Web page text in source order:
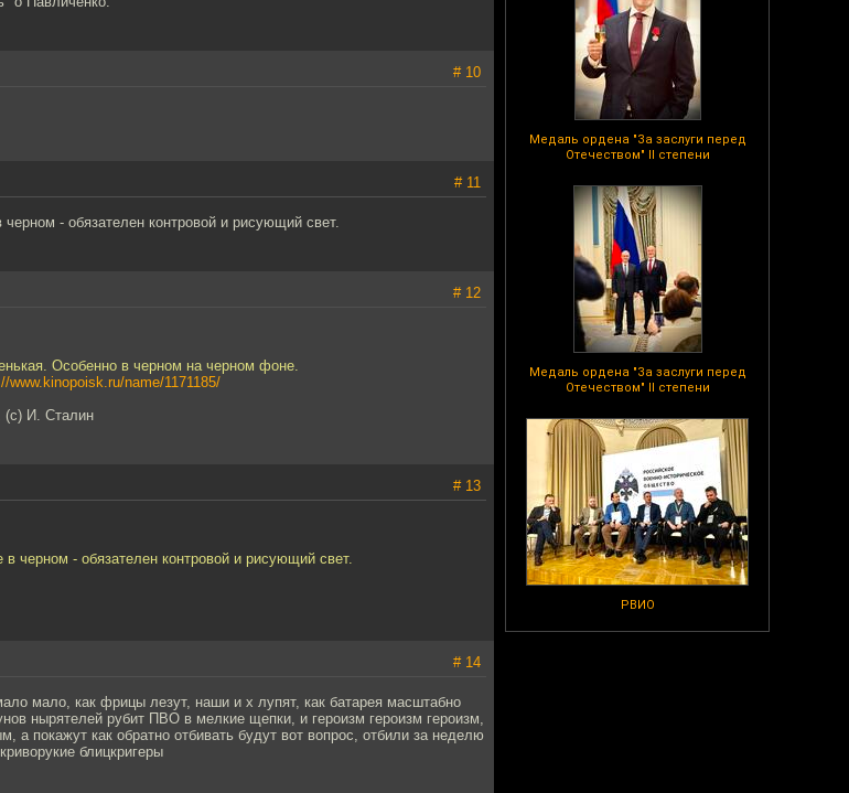
Медаль ордена "За заслуги перед
Отечеством" II степени
Медаль ордена "За заслуги перед
Отечеством" II степени
РВИО
# 10
# 11
- обязателен контровой и рисующий свет.
# 12
Особенно в черном на черном фоне.
www.kinopoisk.ru/name/1171185/
(с) И. Сталин
# 13
черном - обязателен контровой и рисующий свет.
# 14
мало, как фрицы лезут, наши и х лупят, как батарея масштабно
нырятелей рубит ПВО в мелкие щепки, и героизм героизм героизм,
а покажут как обратно отбивать будут вот вопрос, отбили за неделю
блицкригеры